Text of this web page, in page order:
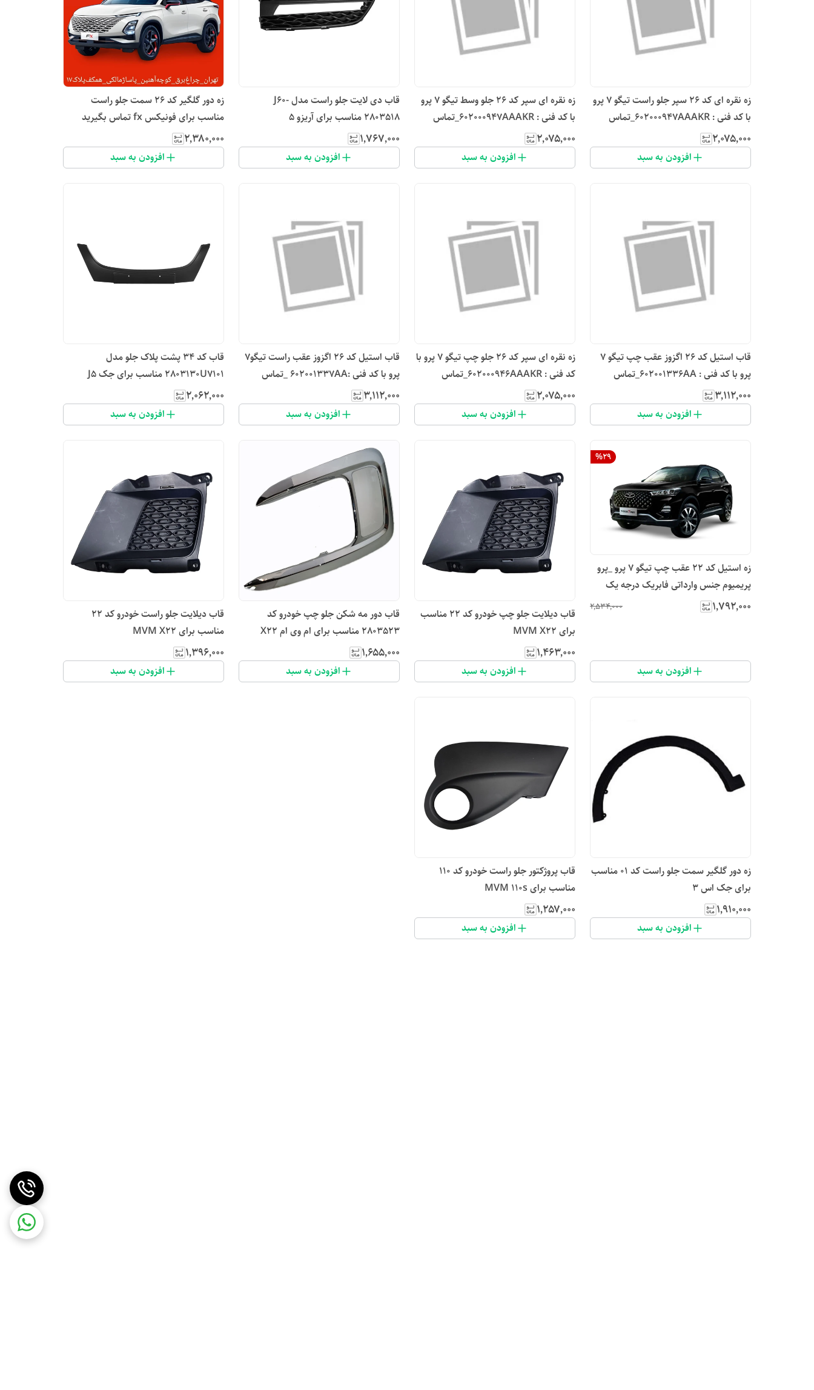
زه نقره ای کد ۲۶ سپر جلو راست تیگو ۷ پرو
با کد فنی : 602000947AAAKR_تماس
بگیرید
۲٬۰۷۵٬۰۰۰
افزودن به سبد
زه نقره ای سپر کد ۲۶ جلو وسط تیگو ۷ پرو
با کد فنی : 602000947AAAKR_تماس
بگیرید
۲٬۰۷۵٬۰۰۰
افزودن به سبد
قاب دی لایت جلو راست مدل J60-
2803518 مناسب برای آریزو 5
۱٬۷۶۷٬۰۰۰
افزودن به سبد
زه دور گلگیر کد ۲۶ سمت جلو راست
مناسب برای فونیکس fx تماس بگیرید
۲٬۳۸۰٬۰۰۰
افزودن به سبد
قاب استیل کد ۲۶ اگزوز عقب چپ تیگو ۷
پرو با کد فنی : 602001336AA_تماس
بگیرید
۳٬۱۱۲٬۰۰۰
افزودن به سبد
زه نقره ای سپر کد ۲۶ جلو چپ تیگو ۷ پرو با
کد فنی : 602000946AAAKR_تماس
بگیرید
۲٬۰۷۵٬۰۰۰
افزودن به سبد
قاب استیل کد ۲۶ اگزوز عقب راست تیگو۷
پرو با کد فنی :602001337AA _تماس
بگیرید
۳٬۱۱۲٬۰۰۰
افزودن به سبد
قاب کد ۳۴ پشت پلاک جلو مدل
2803130U7101 مناسب برای جک J5
۲٬۰۶۲٬۰۰۰
افزودن به سبد
%29
زه استیل کد ۲۲ عقب چپ تیگو ۷ پرو _پرو
پریمیوم جنس وارداتی فابریک درجه یک
مدیران راگا
۱٬۷۹۲٬۰۰۰ ۲٬۵۳۴٬۰۰۰
افزودن به سبد
قاب دیلایت جلو چپ خودرو کد 22 مناسب
برای MVM X22
۱٬۴۶۳٬۰۰۰
افزودن به سبد
قاب دور مه شکن جلو چپ خودرو کد
2803523 مناسب برای ام وی ام X22
۱٬۶۵۵٬۰۰۰
افزودن به سبد
قاب دیلایت جلو راست خودرو کد 22
مناسب برای MVM X22
۱٬۳۹۶٬۰۰۰
افزودن به سبد
زه دور گلگیر سمت جلو راست کد 01 مناسب
برای جک اس 3
۱٬۹۱۰٬۰۰۰
افزودن به سبد
قاب پروژکتور جلو راست خودرو کد 110
مناسب برای MVM 110s
۱٬۲۵۷٬۰۰۰
افزودن به سبد